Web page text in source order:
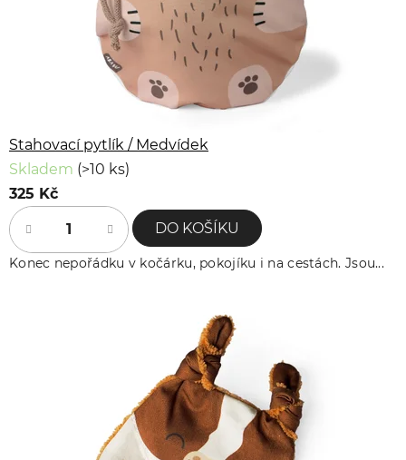
Stahovací pytlík / Medvídek
Skladem (>10 ks)
325 Kč
DO KOŠÍKU
Konec nepořádku v kočárku, pokojíku i na cestách. Jsou...